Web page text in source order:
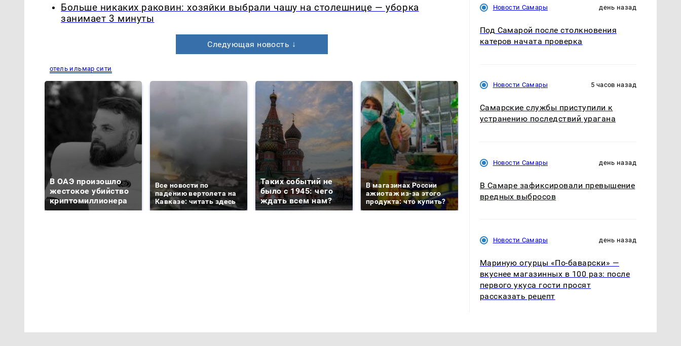
Больше никаких раковин: хозяйки выбрали чашу на столешнице — уборка
занимает 3 минуты
Следующая новость ↓
отель ильмар сити
В ОАЭ произошло
жестокое убийство
криптомиллионера
Все новости по
падению вертолета на
Кавказе: читать здесь
Таких событий не
было с 1945: чего
ждать всем нам?
В магазинах России
ажиотаж из-за этого
продукта: что купить?
полицейскую
машину напали и
подожгли.
президентов США и
Новости Самары день назад
Под Самарой после столкновения
катеров начата проверка
Новости Самары 5 часов назад
Самарские службы приступили к
устранению последствий урагана
Новости Самары день назад
В Самаре зафиксировали превышение
вредных выбросов
Новости Самары день назад
Мариную огурцы «По-баварски» —
вкуснее магазинных в 100 раз: после
первого укуса гости просят
рассказать рецепт